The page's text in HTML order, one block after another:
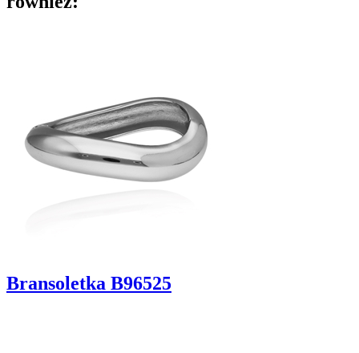
Bransoletka B96525